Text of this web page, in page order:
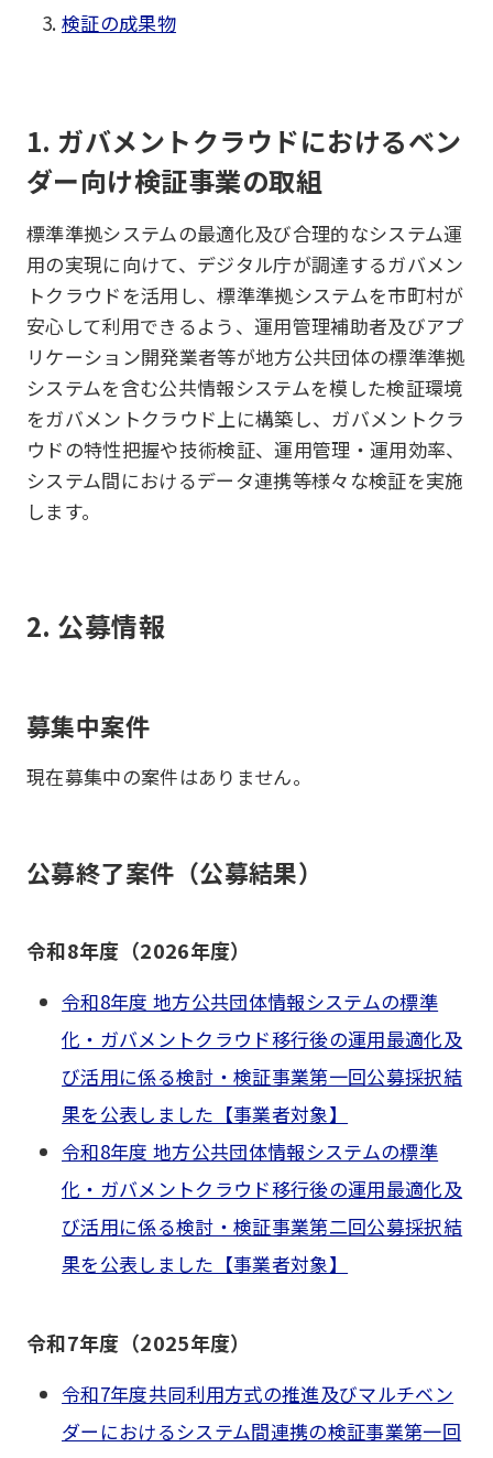
検証の成果物
1. ガバメントクラウドにおけるベン
ダー向け検証事業の取組
標準準拠システムの最適化及び合理的なシステム運
用の実現に向けて、デジタル庁が調達するガバメン
トクラウドを活用し、標準準拠システムを市町村が
安心して利用できるよう、運用管理補助者及びアプ
リケーション開発業者等が地方公共団体の標準準拠
システムを含む公共情報システムを模した検証環境
をガバメントクラウド上に構築し、ガバメントクラ
ウドの特性把握や技術検証、運用管理・運用効率、
システム間におけるデータ連携等様々な検証を実施
します。
2. 公募情報
募集中案件
現在募集中の案件はありません。
公募終了案件（公募結果）
令和8年度（2026年度）
令和8年度 地方公共団体情報システムの標準
化・ガバメントクラウド移行後の運用最適化及
び活用に係る検討・検証事業第一回公募採択結
果を公表しました【事業者対象】
令和8年度 地方公共団体情報システムの標準
化・ガバメントクラウド移行後の運用最適化及
び活用に係る検討・検証事業第二回公募採択結
果を公表しました【事業者対象】
令和7年度（2025年度）
令和7年度共同利用方式の推進及びマルチベン
ダーにおけるシステム間連携の検証事業第一回